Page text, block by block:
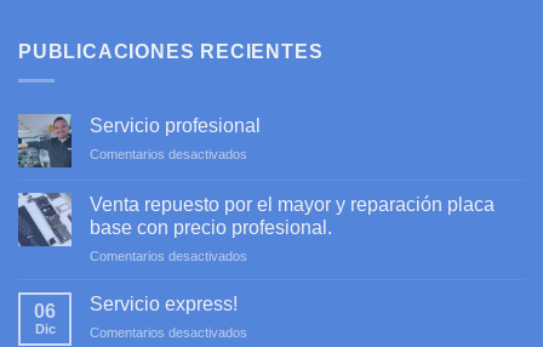
PUBLICACIONES RECIENTES
Servicio profesional
Comentarios desactivados
profesional
Venta repuesto por el mayor y reparación placa
base con precio profesional.
Comentarios desactivados
06
Dic
Servicio express!
Comentarios desactivados